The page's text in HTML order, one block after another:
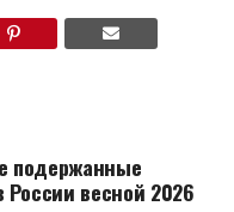
подержанные
весной 2026